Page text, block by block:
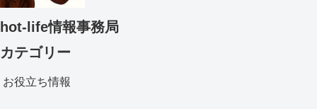
hot-life情報事務局
カテゴリー
お役立ち情報